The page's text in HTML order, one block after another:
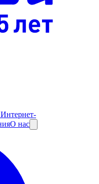
Интернет-
О нас